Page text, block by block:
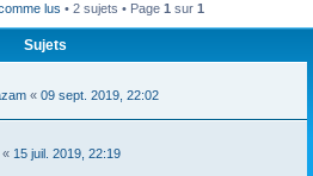
lus • 2 sujets • Page 1 sur 1
Sujets
« 09 sept. 2019, 22:02
« 15 juil. 2019, 22:19